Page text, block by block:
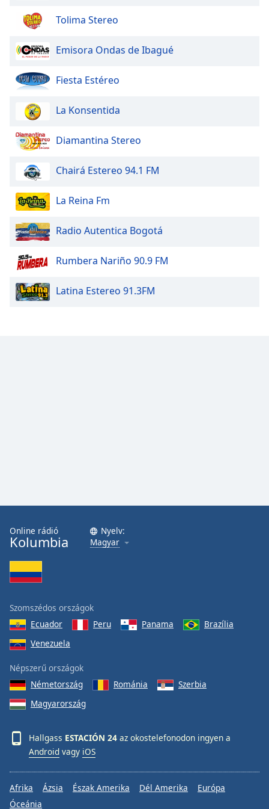
dialog
window.
Escape
cancel
and
window.
Opacity
Text
Color
Opacity
Font
Family
Done
Close
Dialog
dialog
window.
Tolima Stereo
Emisora Ondas de Ibagué
Fiesta Estéreo
La Konsentida
Diamantina Stereo
Chairá Estereo 94.1 FM
La Reina Fm
Radio Autentica Bogotá
Rumbera Nariño 90.9 FM
Latina Estereo 91.3FM
Online rádió
Kolumbia
Nyelv:
Magyar
Szomszédos országok
Ecuador
Peru Panama
Brazília
Venezuela
Népszerű országok
Németország
Románia
Szerbia
Magyarország
Hallgass ESTACIÓN 24 az okostelefonodon ingyen a
Android vagy iOS
Afrika Ázsia Észak Amerika Dél Amerika
Európa
Óceánia